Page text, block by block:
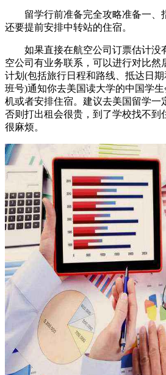
留学行前准备完全攻略准备一、
还要提前安排中转站的住宿。
如果直接在航空公司订票估计没
空公司有业务联系，可以进行对比然
计划(包括旅行日程和路线、抵达日
班号)通知你去美国读大学的中国学
机或者安排住宿。建议去美国留学一
否则打出租会很贵，到了学校找不到
很麻烦。